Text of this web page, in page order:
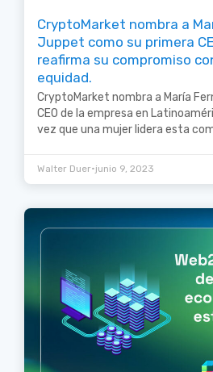
CryptoMarket nombra a
Juppet como su primera
reafirma su compromiso
equidad.
CryptoMarket nombra a María
CEO de la empresa en
vez que una mujer lidera esta
Walter Duer•junio 9, 2023